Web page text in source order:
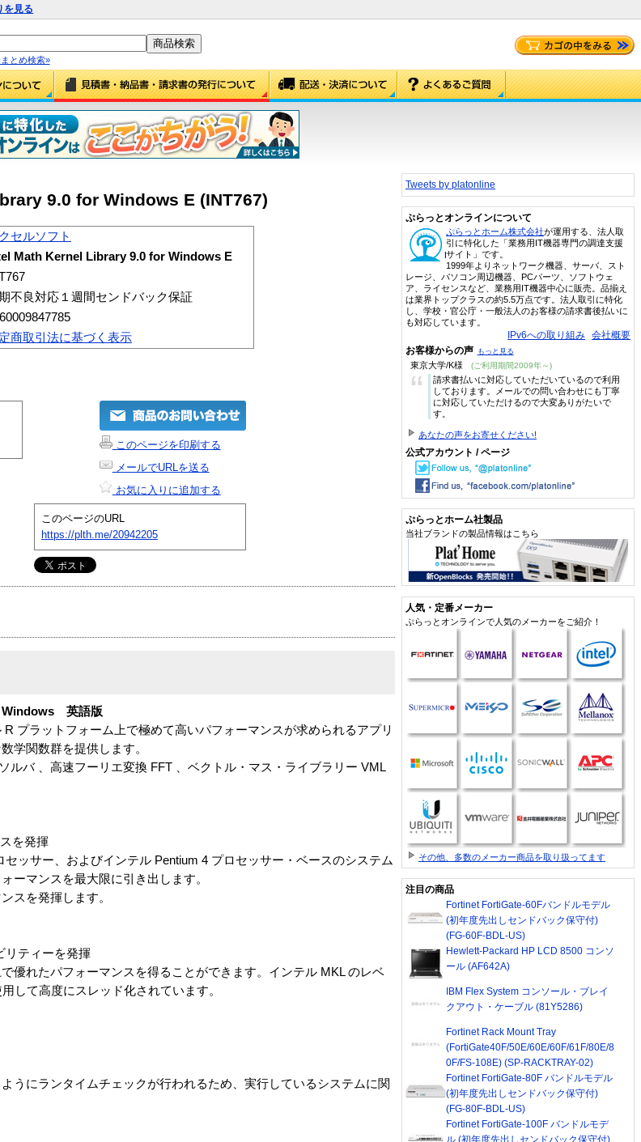
を見る
とめ検索»
9.0 for Windows E (INT767)
セルソフト
Math Kernel Library 9.0 for Windows E
不良対応１週間センドバック保証
商取引法に基づく表示
このページを印刷する
メールでURLを送る
お気に入りに追加する
このページのURL
https://plth.me/20942205
Windows 英語版
プラットフォーム上で極めて高いパフォーマンスが求められるアプリ
学関数群を提供します。
ルバ 、高速フーリエ変換 FFT 、ベクトル・マス・ライブラリー VML
を発揮
ッサー、およびインテル Pentium 4 プロセッサー・ベースのシステム
ーマンスを最大限に引き出します。
スを発揮します。
ティーを発揮
優れたパフォーマンスを得ることができます。インテル MKL のレベ
して高度にスレッド化されています。
うにランタイムチェックが行われるため、実行しているシステムに関
Tweets by platonline
ぷらっとオンラインについて
ぷらっとホーム株式会社が運用する、法人取
引に特化した「業務用IT機器専門の調達支援
サイト」です。
1999年よりネットワーク機器、サーバ、スト
レージ、パソコン周辺機器、PCパーツ、ソフトウェ
ア、ライセンスなど、業務用IT機器中心に販売。品揃え
は業界トップクラスの約5.5万点です。法人取引に特化
し、学校・官公庁・一般法人のお客様の請求書後払いに
も対応しています。
IPv6への取り組み 会社概要
お客様からの声 もっと見る
東京大学/K様 (ご利用期間2009年～)
“
請求書払いに対応していただいているので利用
しております。メールでの問い合わせにも丁寧
に対応していただけるので大変ありがたいで
す。
あなたの声をお寄せください!
公式アカウント / ページ
ぷらっとホーム社製品
当社ブランドの製品情報はこちら
人気・定番メーカー
ぷらっとオンラインで人気のメーカーをご紹介！
その他、多数のメーカー商品を取り扱ってます
注目の商品
Fortinet FortiGate-60Fバンドルモデル
(初年度先出しセンドバック保守付)
(FG-60F-BDL-US)
Hewlett-Packard HP LCD 8500 コンソ
ール (AF642A)
IBM Flex System コンソール・ブレイ
クアウト・ケーブル (81Y5286)
Fortinet Rack Mount Tray
(FortiGate40F/50E/60E/60F/61F/80E/8
0F/FS-108E) (SP-RACKTRAY-02)
Fortinet FortiGate-80F バンドルモデル
(初年度先出しセンドバック保守付)
(FG-80F-BDL-US)
Fortinet FortiGate-100F バンドルモデ
ル (初年度先出しセンドバック保守付)